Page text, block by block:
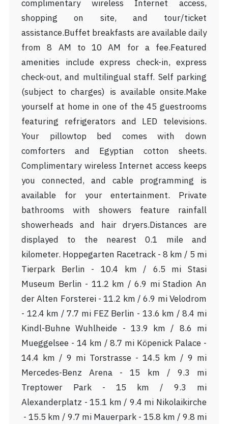
complimentary wireless Internet access,
shopping on site, and tour/ticket
assistance.Buffet breakfasts are available daily
from 8 AM to 10 AM for a fee.Featured
amenities include express check-in, express
check-out, and multilingual staff. Self parking
(subject to charges) is available onsite.Make
yourself at home in one of the 45 guestrooms
featuring refrigerators and LED televisions.
Your pillowtop bed comes with down
comforters and Egyptian cotton sheets.
Complimentary wireless Internet access keeps
you connected, and cable programming is
available for your entertainment. Private
bathrooms with showers feature rainfall
showerheads and hair dryers.Distances are
displayed to the nearest 0.1 mile and
kilometer. Hoppegarten Racetrack - 8 km / 5 mi
Tierpark Berlin - 10.4 km / 6.5 mi Stasi
Museum Berlin - 11.2 km / 6.9 mi Stadion An
der Alten Forsterei - 11.2 km / 6.9 mi Velodrom
- 12.4 km / 7.7 mi FEZ Berlin - 13.6 km / 8.4 mi
Kindl-Buhne Wuhlheide - 13.9 km / 8.6 mi
Mueggelsee - 14 km / 8.7 mi Köpenick Palace -
14.4 km / 9 mi Torstrasse - 14.5 km / 9 mi
Mercedes-Benz Arena - 15 km / 9.3 mi
Treptower Park - 15 km / 9.3 mi
Alexanderplatz - 15.1 km / 9.4 mi Nikolaikirche
- 15.5 km / 9.7 mi Mauerpark - 15.8 km / 9.8 mi